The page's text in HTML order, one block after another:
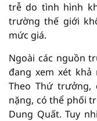
trễ do tình hình
trường thế giới
mức giá.
Ngoài các nguồn
đang xem xét khả
Theo Thứ trưởng,
nặng, có thể phối
Dung Quất. Tuy